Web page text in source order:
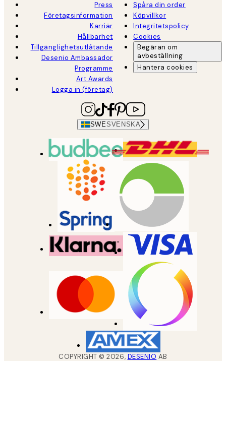
Press
Företagsinformation
Karriär
Hållbarhet
Tillgänglighetsutlåtande
Desenio Ambassador
Programme
Art Awards
Logga in (företag)
Spåra din order
Köpvillkor
Integritetspolicy
Cookies
Begäran om
avbeställning
Hantera cookies
SWESVENSKA
COPYRIGHT ©2026, DESENIO AB